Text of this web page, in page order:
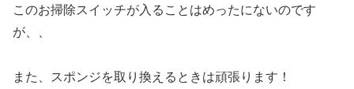
このお掃除スイッチが入ることはめったにないのです
が、、
また、スポンジを取り換えるときは頑張ります！